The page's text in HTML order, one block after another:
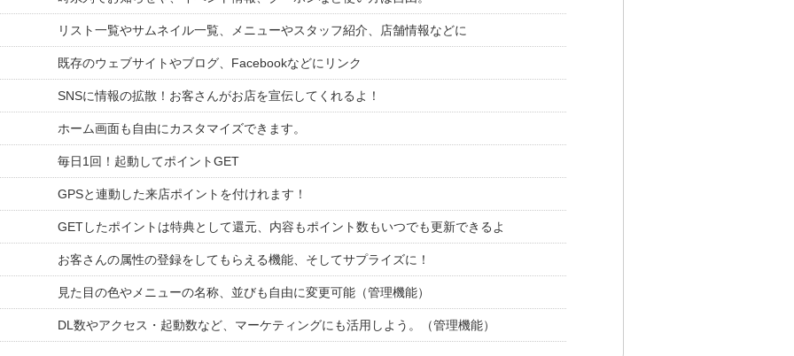
リスト一覧やサムネイル一覧、メニューやスタッフ紹介、店舗情報などに
既存のウェブサイトやブログ、Facebookなどにリンク
SNSに情報の拡散！お客さんがお店を宣伝してくれるよ！
ホーム画面も自由にカスタマイズできます。
毎日1回！起動してポイントGET
GPSと連動した来店ポイントを付けれます！
GETしたポイントは特典として還元、内容もポイント数もいつでも更新できるよ
お客さんの属性の登録をしてもらえる機能、そしてサプライズに！
見た目の色やメニューの名称、並びも自由に変更可能（管理機能）
DL数やアクセス・起動数など、マーケティングにも活用しよう。（管理機能）